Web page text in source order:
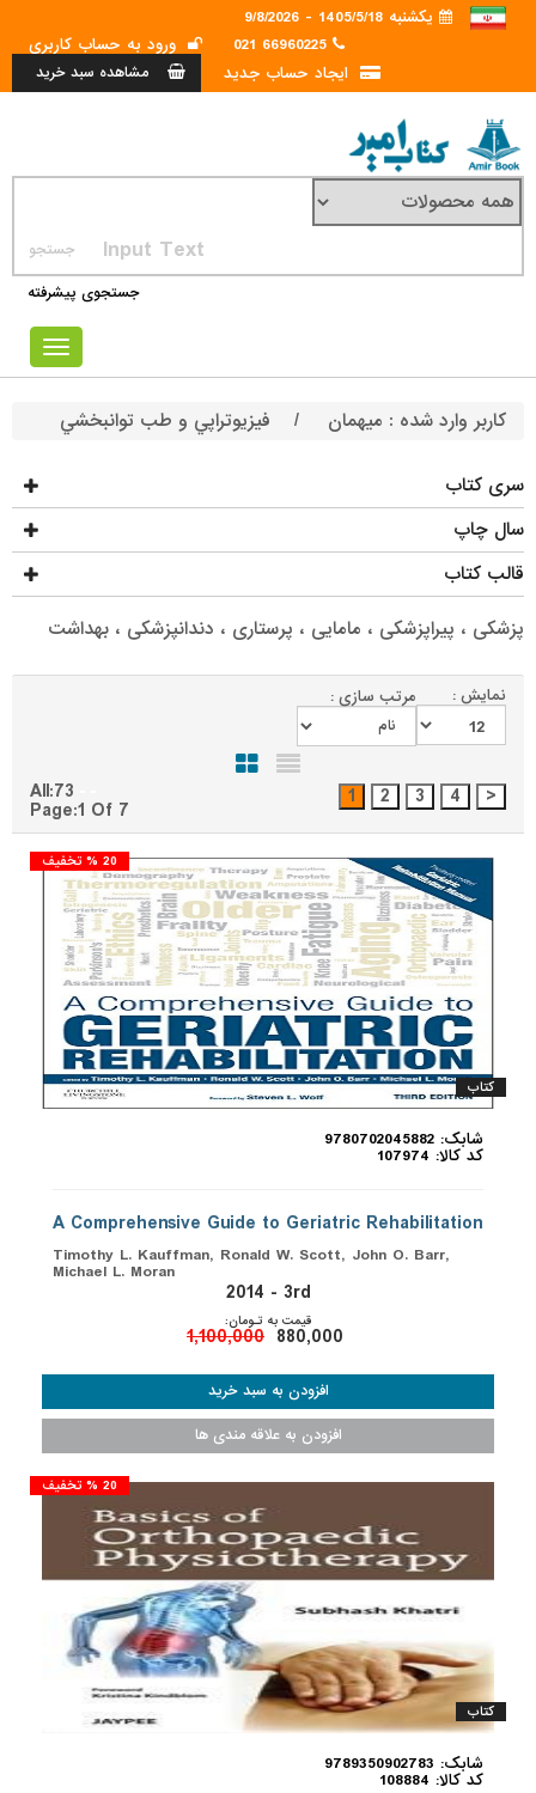
یکشنبه 1405/5/18 - 9/8/2026
66960225 021
ورود به حساب کاربری
ایجاد حساب جدید
مشاهده سبد خرید
جستجوی پیشرفته
Toggle
کاربر وارد شده : میهمان / فيزيوتراپي و طب توانبخشي
سری کتاب
سال چاپ
قالب کتاب
پزشکی ، پیراپزشکی ، مامایی ، پرستاری ، دندانپزشکی ، بهداشت
نمایش : مرتب سازی :
All:73
Page:1 Of 7
کتاب
20 % تخفیف
شابک: 9780702045882
کد کالا: 107974
A Comprehensive Guide to Geriatric Rehabilitation
Timothy L. Kauffman, Ronald W. Scott, John O. Barr,
Michael L. Moran
2014 - 3rd
قیمت به تـومان:
880,000
1,100,000
کتاب
20 % تخفیف
شابک: 9789350902783
کد کالا: 108884